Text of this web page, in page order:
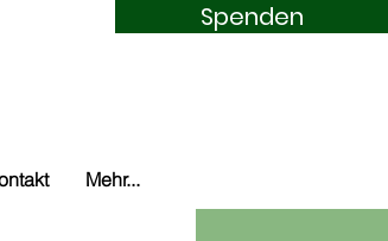
Spenden
Mehr...